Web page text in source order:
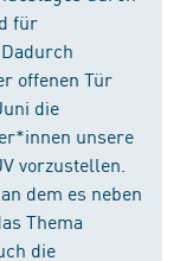
für
offenen Tür
die
unsere
vorzustellen.
dem es neben
Thema
die